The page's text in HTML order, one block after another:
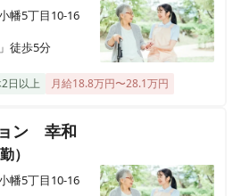
ーン池袋
林ビル1階
ランメール1階
ューン十三
目3-23 グランメール八洲1階
幡5丁目10-16
徒歩5分
日以上 月給18.8万円〜28.1万円
ン 幸和
）
幡5丁目10-16